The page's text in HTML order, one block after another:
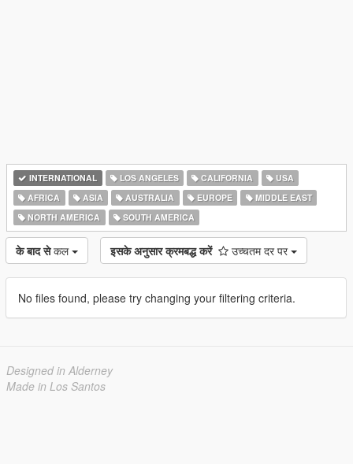
INTERNATIONAL LOS ANGELES CALIFORNIA
USA
AFRICA
ASIA AUSTRALIA EUROPE
MIDDLE EAST
NORTH AMERICA
SOUTH AMERICA
के बाद से कल इसके अनुसार क्रमबद्ध करें उच्चतम दर पर
No files found, please try changing your filtering criteria.
Designed in Alderney
Made in Los Santos